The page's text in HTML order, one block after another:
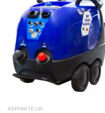
ASPIRATEUR